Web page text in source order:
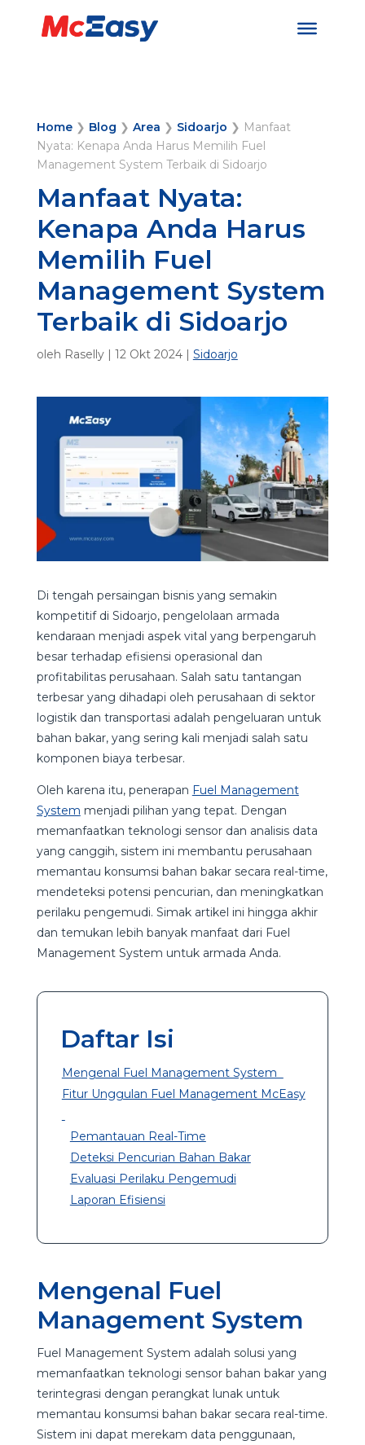
Home❯ Blog ❯ Area ❯ Sidoarjo ❯ Manfaat
Nyata: Kenapa Anda Harus Memilih Fuel
Management System Terbaik di Sidoarjo
Manfaat Nyata:
Kenapa Anda Harus
Memilih Fuel
Management System
Terbaik di Sidoarjo
oleh Raselly| 12 Okt 2024| Sidoarjo
Di tengah persaingan bisnis yang semakin
kompetitif di Sidoarjo, pengelolaan armada
kendaraan menjadi aspek vital yang berpengaruh
besar terhadap efisiensi operasional dan
profitabilitas perusahaan. Salah satu tantangan
terbesar yang dihadapi oleh perusahaan di sektor
logistik dan transportasi adalah pengeluaran untuk
bahan bakar, yang sering kali menjadi salah satu
komponen biaya terbesar.
Oleh karena itu, penerapan Fuel Management
System menjadi pilihan yang tepat. Dengan
memanfaatkan teknologi sensor dan analisis data
yang canggih, sistem ini membantu perusahaan
memantau konsumsi bahan bakar secara real-time,
mendeteksi potensi pencurian, dan meningkatkan
perilaku pengemudi. Simak artikel ini hingga akhir
dan temukan lebih banyak manfaat dari Fuel
Management System untuk armada Anda.
Daftar Isi
Mengenal Fuel Management System
Fitur Unggulan Fuel Management McEasy
Pemantauan Real-Time
Deteksi Pencurian Bahan Bakar
Evaluasi Perilaku Pengemudi
Laporan Efisiensi
Mengenal Fuel
Management System
Fuel Management System adalah solusi yang
memanfaatkan teknologi sensor bahan bakar yang
terintegrasi dengan perangkat lunak untuk
memantau konsumsi bahan bakar secara real-time.
Sistem ini dapat merekam data penggunaan,